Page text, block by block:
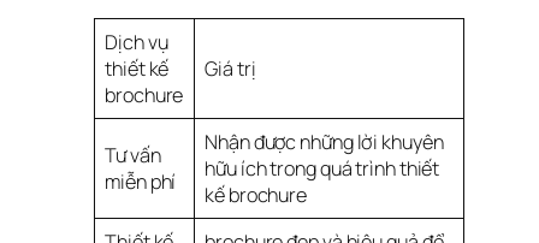
Dịch vụ
thiết kế
brochure
Giá trị
Tư vấn
miễn phí
Nhận được những lời khuyên
hữu ích trong quá trình thiết
kế brochure